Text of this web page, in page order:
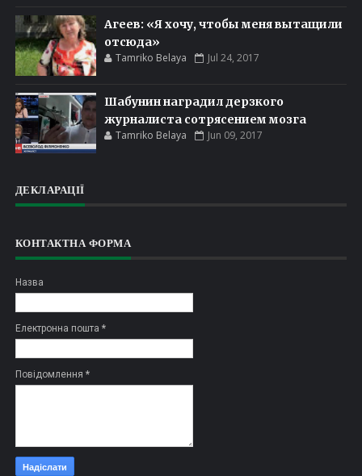
Агеев: «Я хочу, чтобы меня вытащили
отсюда»
Tamriko Belaya Jul 24, 2017
Шабунин наградил дерзкого
журналиста сотрясением мозга
Tamriko Belaya Jun 09, 2017
ДЕКЛАРАЦІЇ
КОНТАКТНА ФОРМА
Назва
Електронна пошта *
Повідомлення *